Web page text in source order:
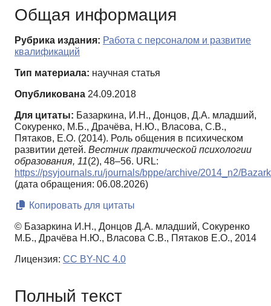
Общая информация
Рубрика издания: Работа с персоналом и развитие
квалификаций
Тип материала: научная статья
Опубликована 24.09.2018
Для цитаты: Базаркина, И.Н., Донцов, Д.А. младший,
Сокуренко, М.Б., Драчёва, Н.Ю., Власова, С.В.,
Пятаков, Е.О. (2014). Роль общения в психическом
развитии детей. Вестник практической психологии
образования, 11(2), 48–56. URL:
https://psyjournals.ru/journals/bppe/archive/2014_n2/
(дата обращения: 06.08.2026)
Копировать для цитаты
© Базаркина И.Н., Донцов Д.А. младший, Сокуренко
М.Б., Драчёва Н.Ю., Власова С.В., Пятаков Е.О., 2014
Лицензия: CC BY-NC 4.0
Полный текст